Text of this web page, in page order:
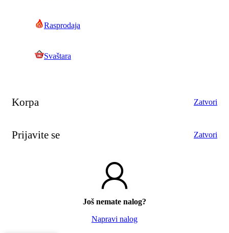
Rasprodaja
Svaštara
Korpa Zatvori
Prijavite se Zatvori
Još nemate nalog?
Napravi nalog